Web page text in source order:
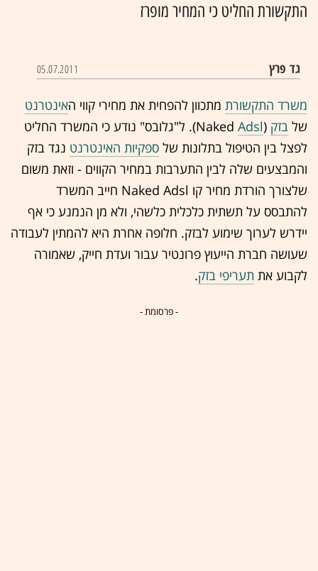
התקשורת החליט כי המחיר מופרז
גד פרץ 05.07.2011
משרד התקשורת מתכוון להפחית את מחירי קווי האינטרנט
של בזק (Naked
Adsl
). ל"גלובס" נודע כי המשרד החליט
לפצל בין הטיפול בתלונות של ספקיות האינטרנט נגד בזק
והמבצעים שלה לבין התערבות במחיר הקווים - וזאת משום
שלצורך הורדת מחיר קו Naked Adsl חייב המשרד
להתבסס על תשתית כלכלית כלשהי, ולא מן הנמנע כי אף
יידרש לערוך שימוע לבזק. חלופה אחרת היא להמתין לעבודה
שעושה חברת הייעוץ פרונטיר עבור ועדת חייק, שאמורה
לקבוע את תעריפי בזק.
- פרסומת -